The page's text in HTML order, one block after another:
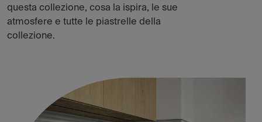
questa collezione, cosa la ispira, le sue
atmosfere e tutte le piastrelle della
collezione.